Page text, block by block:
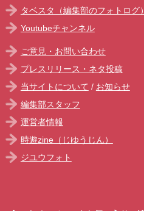
タベスタ（編集部のフォトログ）
Youtubeチャンネル
ご意見・お問い合わせ
プレスリリース・ネタ投稿
当サイトについて / お知らせ
編集部スタッフ
運営者情報
時遊zine（じゆうじん）
ジユウフォト